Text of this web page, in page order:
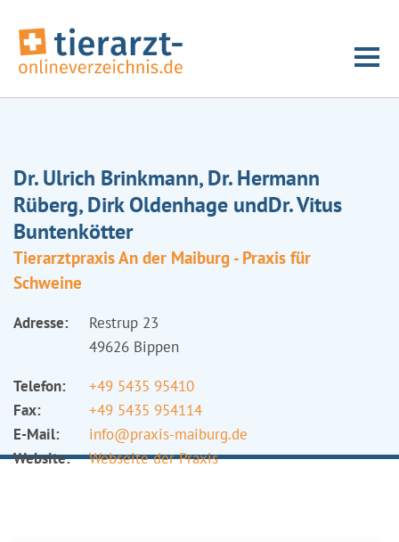
Dr. Ulrich Brinkmann, Dr. Hermann
Rüberg, Dirk Oldenhage undDr. Vitus
Buntenkötter
Tierarztpraxis An der Maiburg - Praxis für
Schweine
Adresse:
Restrup 23
49626 Bippen
Telefon:
+49 5435 95410
Fax:
+49 5435 954114
E-Mail:
info@praxis-maiburg.de
Website:
Webseite der Praxis